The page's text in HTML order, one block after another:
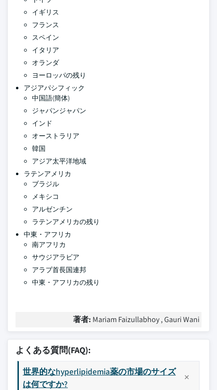
イギリス
フランス
スペイン
イタリア
オランダ
ヨーロッパの残り
アジアパシフィック
中国語(簡体)
ジャパンジャパン
インド
オーストラリア
韓国
アジア太平洋地域
ラテンアメリカ
ブラジル
メキシコ
アルゼンチン
ラテンアメリカの残り
中東・アフリカ
南アフリカ
サウジアラビア
アラブ首長国連邦
中東・アフリカの残り
著者: Mariam Faizullabhoy , Gauri Wani
よくある質問(FAQ):
世界的なhyperlipidemia薬の市場のサイズ
は何ですか?